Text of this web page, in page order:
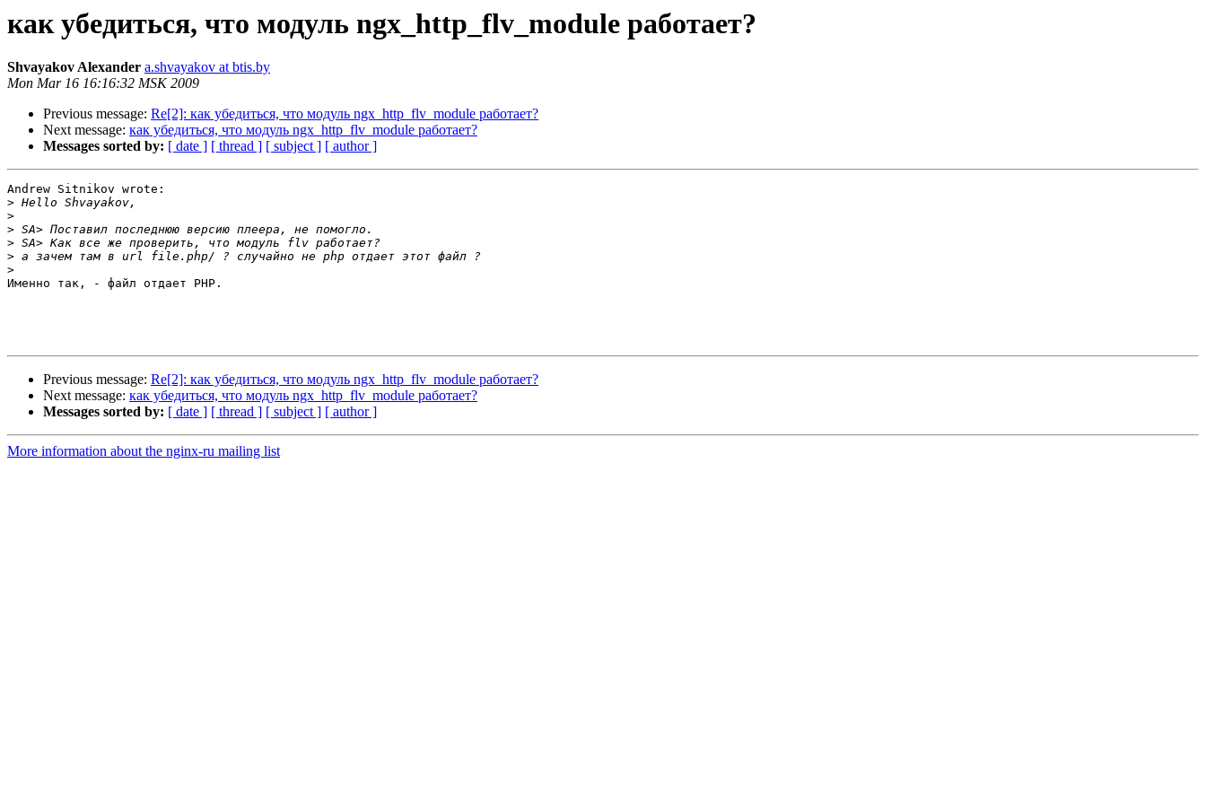
как убедиться, что модуль ngx_http_flv_module работает?
Shvayakov Alexander a.shvayakov at btis.by
Mon Mar 16 16:16:32 MSK 2009
Previous message: Re[2]: как убедиться, что модуль ngx_http_flv_module работает?
Next message: как убедиться, что модуль ngx_http_flv_module работает?
Messages sorted by: [ date ] [ thread ] [ subject ] [ author ]
Andrew Sitnikov wrote:
>
>
>
>
>
>
Именно так, - файл отдает PHP.
Previous message: Re[2]: как убедиться, что модуль ngx_http_flv_module работает?
Next message: как убедиться, что модуль ngx_http_flv_module работает?
Messages sorted by: [ date ] [ thread ] [ subject ] [ author ]
More information about the nginx-ru mailing list